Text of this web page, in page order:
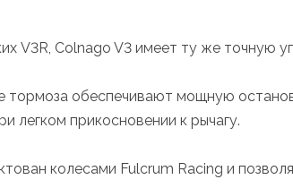
V3R, Colnago V3 имеет ту же точную
тормоза обеспечивают мощную
легком прикосновении к рычагу.
колесами Fulcrum Racing и